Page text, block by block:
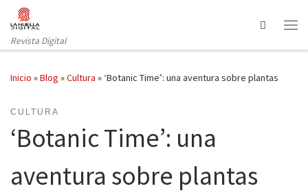
Saltar al contenido
Revista Digital
Search
Inicio »Blog »Cultura » ‘Botanic Time’: una aventura sobre plantas
CULTURA
‘Botanic Time’: una
aventura sobre plantas